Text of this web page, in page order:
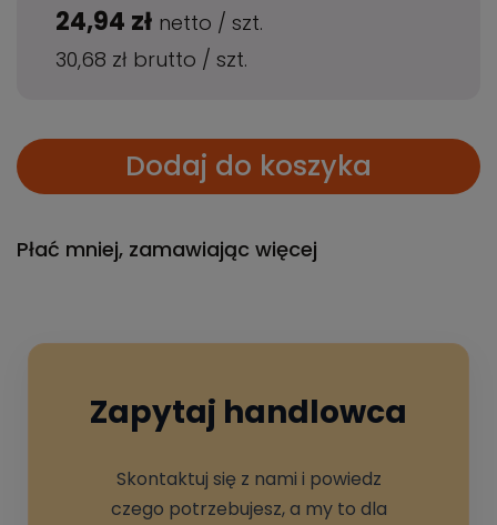
24,94 zł netto / szt.
30,68 zł brutto / szt.
Dodaj do koszyka
Płać mniej, zamawiając więcej
Zapytaj handlowca
Skontaktuj się z nami i powiedz
czego potrzebujesz, a my to dla